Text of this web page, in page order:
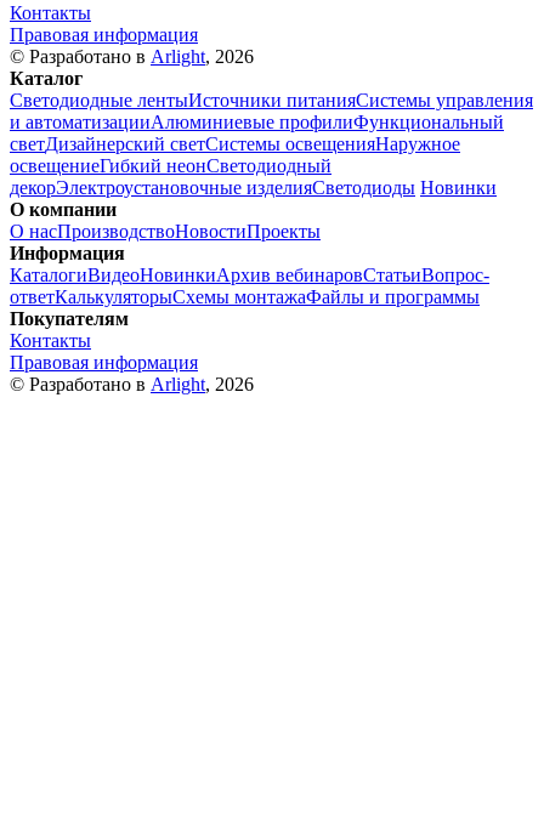
Контакты
Правовая информация
© Разработано в Arlight, 2026
Каталог
Светодиодные лентыИсточники питанияСистемы управления
и автоматизацииАлюминиевые профилиФункциональный
светДизайнерский светСистемы освещенияНаружное
освещениеГибкий неонСветодиодный
декорЭлектроустановочные изделияСветодиоды Новинки
О компании
О насПроизводствоНовостиПроекты
Информация
КаталогиВидеоНовинкиАрхив вебинаровСтатьиВопрос-
ответКалькуляторыСхемы монтажаФайлы и программы
Покупателям
Контакты
Правовая информация
© Разработано в Arlight, 2026